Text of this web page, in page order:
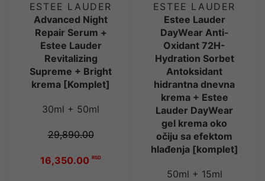
ESTEE LAUDER
Advanced Night
Repair Serum +
Estee Lauder
Revitalizing
Supreme + Bright
krema [Komplet]
30ml + 50ml
29,890.00
16,350.00 RSD
ESTEE LAUDER
Estee Lauder
DayWear Anti-
Oxidant 72H-
Hydration Sorbet
Antoksidant
hidrantna dnevna
krema + Estee
Lauder DayWear
gel krema oko
očiju sa efektom
hlađenja [komplet]
50ml + 15ml